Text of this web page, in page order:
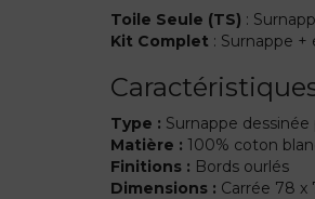
Toile Seule (TS) :
Kit Complet : Surnappe
Type : Surnappe
Matière : 100% coton
Finitions : Bords ourlés
Dimensions : Carrée 78 x